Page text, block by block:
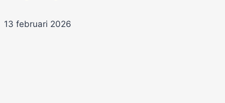
13 februari 2026